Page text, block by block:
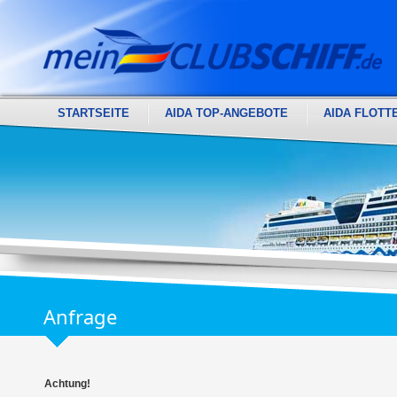
STARTSEITE AIDA TOP-ANGEBOTE AIDA
Anfrage
Achtung!